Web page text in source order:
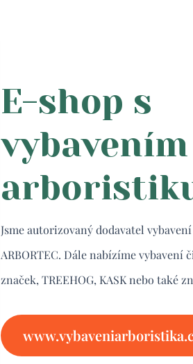
E-shop s
Jsme autorizovaný dodavatel
ARBORTEC. Dále nabízíme
značek, TREEHOG, KASK nebo také